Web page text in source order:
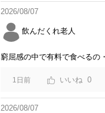
2026/08/07
飲んだくれ老人
窮屈感の中で有料で食べるの
1日前 0
2026/08/07